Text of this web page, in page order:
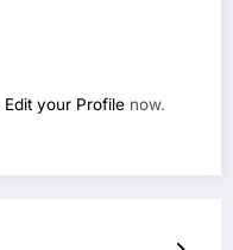
Edit your Profile now.